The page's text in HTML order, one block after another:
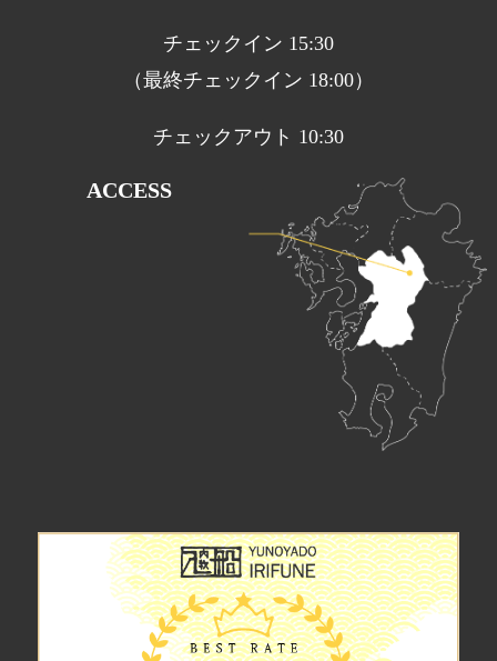
チェックイン 15:30
（最終チェックイン 18:00）
チェックアウト 10:30
ACCESS